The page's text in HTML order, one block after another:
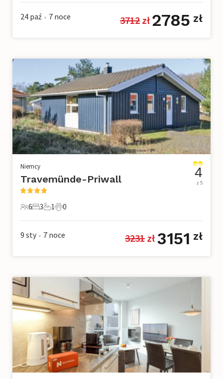
24 paź • 7 noce 3712 zł 2785 zł
Niemcy
Travemünde-Priwall
6 Goście
6
3 Sypialnie
3
1 Łazienka
1
0 Zwierzęta domowe
0
4
z 5
9 sty • 7 noce 3231 zł 3151 zł